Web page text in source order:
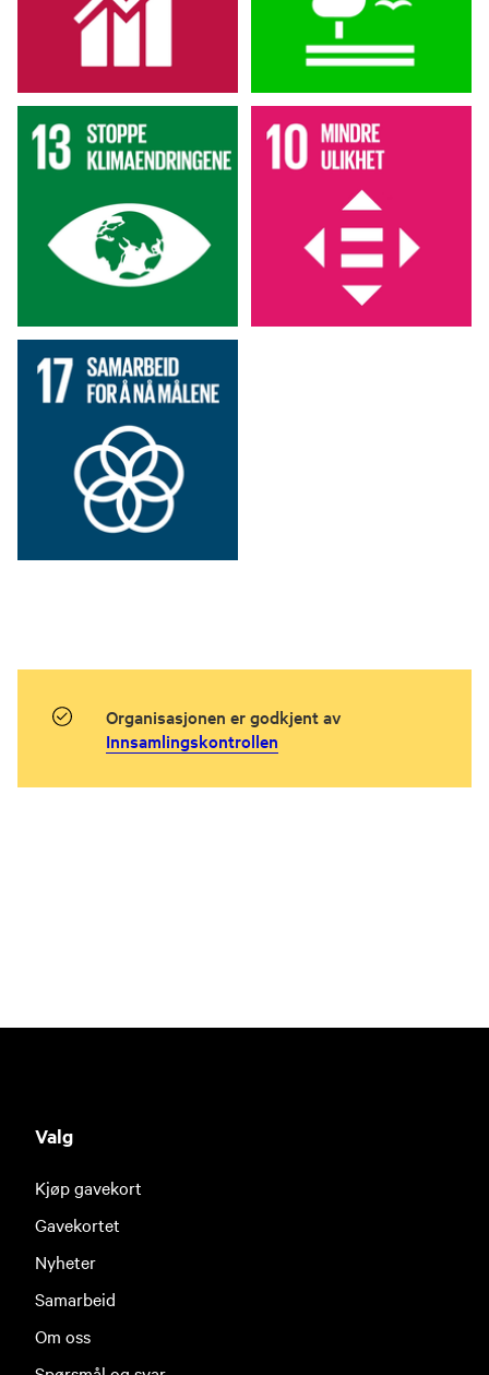
Organisasjonen er godkjent av
Innsamlingskontrollen
Valg
Kjøp gavekort
Gavekortet
Nyheter
Samarbeid
Om oss